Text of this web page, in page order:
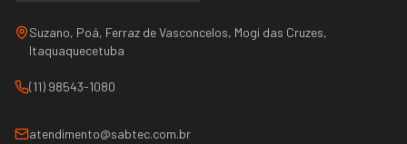
Suzano, Poá, Ferraz de Vasconcelos, Mogi das Cruzes,
Itaquaquecetuba
(11) 98543-1080
atendimento@sabtec.com.br